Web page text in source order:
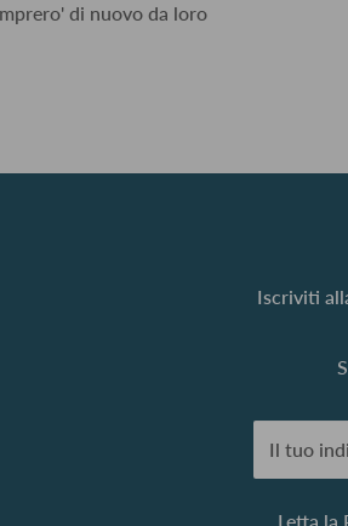
di nuovo da loro
Iscriviti
Il tuo
Letta la